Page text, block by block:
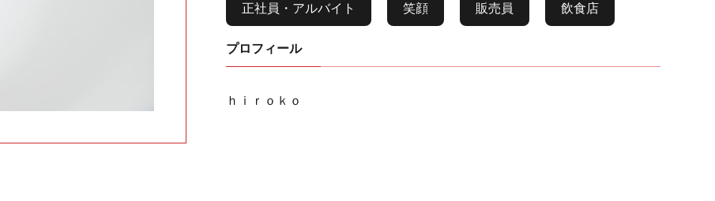
正社員・アルバイト 笑顔 販売員 飲食店
プロフィール
ｈｉｒｏｋｏ